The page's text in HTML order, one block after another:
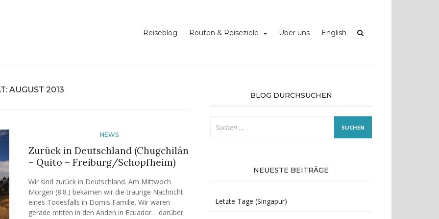
around the worldReiseblog Routen & Reiseziele Über uns English
AUGUST 2013
NEWS
Zurück in Deutschland (Chugchilán
– Quito – Freiburg/Schopfheim)
Wir sind zurück in Deutschland. Am Mittwoch
Morgen (8.8.) bekamen wir die traurige Nachricht
eines Todesfalls in Domis Familie. Wir waren
gerade mitten in den Anden in Ecuador… darüber
BLOG DURCHSUCHEN
nach:
NEUESTE BEITRÄGE
Letzte Tage (Singapur)